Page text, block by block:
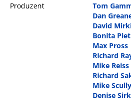
Produzent
Tom
Dan
David
Bonita
Max Pross
Richard
Mike Reiss
Richard
Mike Scully
Denise